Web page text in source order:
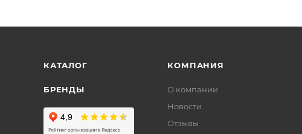
КАТАЛОГ
БРЕНДЫ
КОМПАНИЯ
О компании
Новости
Отзывы